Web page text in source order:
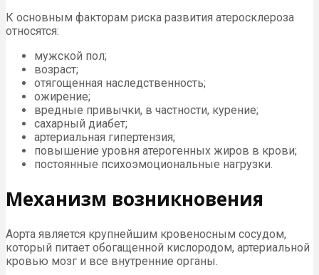
К основным факторам риска развития атеросклероза
относятся:
мужской пол;
возраст;
отягощенная наследственность;
ожирение;
вредные привычки, в частности, курение;
сахарный диабет;
артериальная гипертензия;
повышение уровня атерогенных жиров в крови;
постоянные психоэмоциональные нагрузки.
Механизм возникновения
Аорта является крупнейшим кровеносным сосудом,
который питает обогащенной кислородом, артериальной
кровью мозг и все внутренние органы.